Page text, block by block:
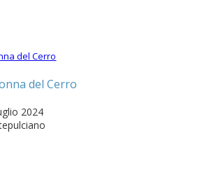
del Cerro
2024